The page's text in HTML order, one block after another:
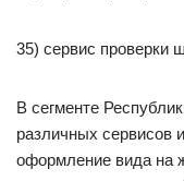
35) сервис
В сегменте
различных сервисов
оформление вида на